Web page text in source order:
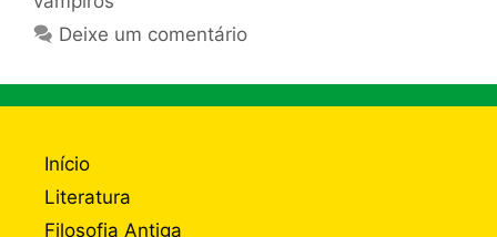
Deixe um comentário
Início
Literatura
Filosofia Antiga